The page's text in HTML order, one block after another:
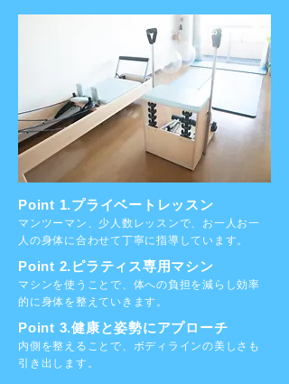
Point 1.プライベートレッスン
マンツーマン、少人数レッスンで、お一人お一
人の身体に合わせて丁寧に指導しています。
Point 2.ピラティス専用マシン
マシンを使うことで、体への負担を減らし効率
的に身体を整えていきます。
Point 3.健康と姿勢にアプローチ
内側を整えることで、ボディラインの美しさも
引き出します。